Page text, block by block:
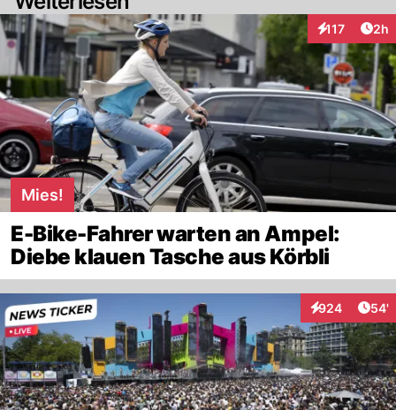
117
Interaktionen
2h
Mies!
E-Bike-Fahrer warten an Ampel:
Diebe klauen Tasche aus Körbli
924
Interaktionen
54'